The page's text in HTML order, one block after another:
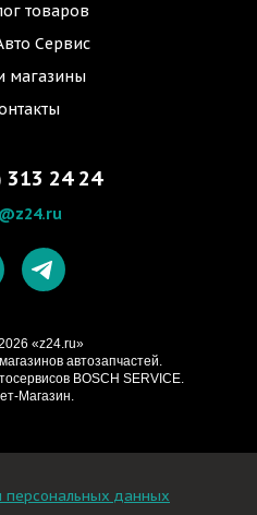
товаров
Сервис
магазины
313 24 24
«z24.ru»
автозапчастей.
BOSCH SERVICE.
Магазин.
персональных данных